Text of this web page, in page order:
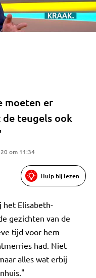
moeten er
teugels ook
om 11:34
Hulp bij lezen
het Elisabeth-
gezichten van de
tijd voor hem
had. Niet
alles wat erbij